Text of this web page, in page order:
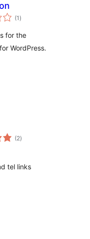
(1 tổng
đánh
)
for the
WordPress.
(2tổng
đánh
)
tel links